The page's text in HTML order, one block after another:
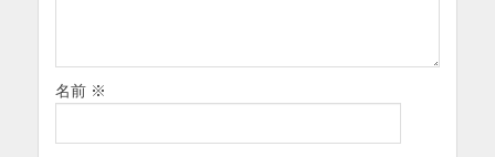
名前 ※